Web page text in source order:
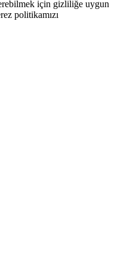
için gizliliğe uygun
politikamızı